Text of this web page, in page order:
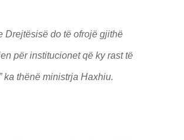
Drejtësisë do të ofrojë gjithë
për institucionet që ky rast të
ka thënë ministrja Haxhiu.